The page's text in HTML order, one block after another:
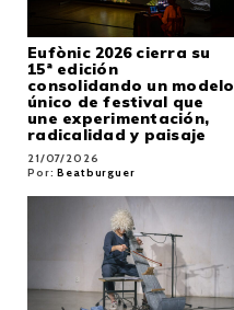
Eufònic 2026 cierra su
15ª edición
consolidando un modelo
único de festival que
une experimentación,
radicalidad y paisaje
21/07/2026
Por:Beatburguer